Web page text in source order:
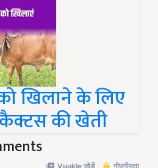
खिलाने के लिए
की खेती